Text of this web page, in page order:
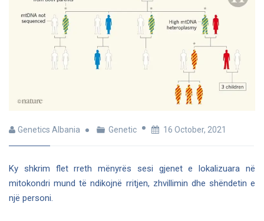
Genetics Albania Genetic 16 October, 2021
Ky shkrim flet rreth mënyrës sesi gjenet e lokalizuara në
mitokondri mund të ndikojnë rritjen, zhvillimin dhe shëndetin e
një personi.